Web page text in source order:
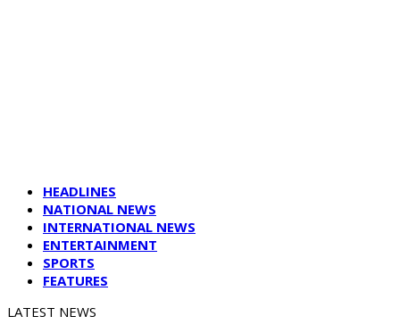
HEADLINES
NATIONAL NEWS
INTERNATIONAL NEWS
ENTERTAINMENT
SPORTS
FEATURES
LATEST NEWS